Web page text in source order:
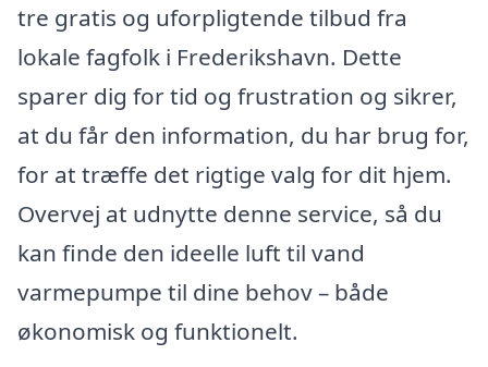
tre gratis og uforpligtende tilbud fra
lokale fagfolk i Frederikshavn. Dette
sparer dig for tid og frustration og sikrer,
at du får den information, du har brug for,
for at træffe det rigtige valg for dit hjem.
Overvej at udnytte denne service, så du
kan finde den ideelle luft til vand
varmepumpe til dine behov – både
økonomisk og funktionelt.